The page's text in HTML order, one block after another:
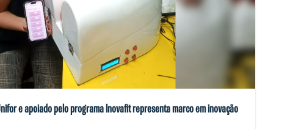
e apoiado pelo programa Inovafit representa marco em inovação